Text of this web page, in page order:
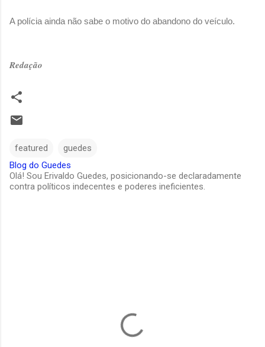
A polícia ainda não sabe o motivo do abandono do veículo.
Redação
featured
guedes
Blog do Guedes
Olá! Sou Erivaldo Guedes, posicionando-se declaradamente
contra políticos indecentes e poderes ineficientes.